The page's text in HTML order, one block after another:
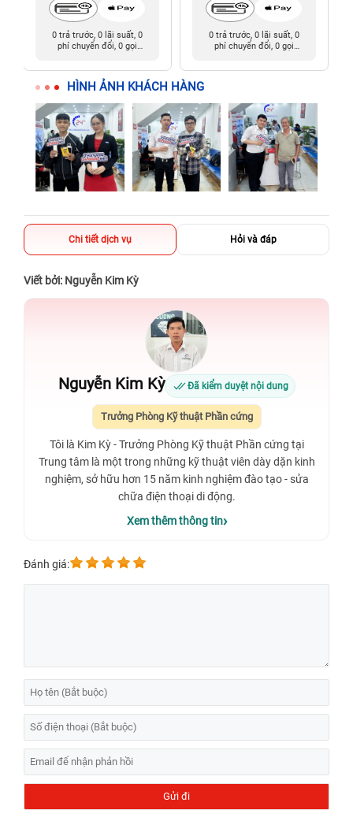
0 trả trước, 0 lãi suất, 0
phí chuyển đổi, 0 gọi
0 trả trước, 0 lãi suất, 0
phí chuyển đổi, 0 gọi
HÌNH ẢNH KHÁCH HÀNG
Chi tiết dịch vụ Hỏi và đáp
Viết bởi: Nguyễn Kim Kỳ
Nguyễn Kim Kỳ Đã kiểm duyệt nội dung
Trưởng Phòng Kỹ thuật Phần cứng
Tôi là Kim Kỳ - Trưởng Phòng Kỹ thuật Phần cứng tại
Trung tâm là một trong những kỹ thuật viên dày dặn kinh
nghiệm, sở hữu hơn 15 năm kinh nghiệm đào tạo - sửa
chữa điện thoại di động.
Xem thêm thông tin
Đánh giá: